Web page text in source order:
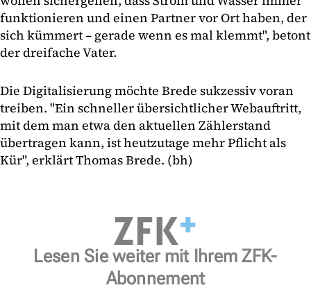
funktionieren und einen Partner vor Ort haben, der
sich kümmert – gerade wenn es mal klemmt", betont
der dreifache Vater.
Die Digitalisierung möchte Brede sukzessiv voran
treiben. "Ein schneller übersichtlicher Webauftritt,
mit dem man etwa den aktuellen Zählerstand
übertragen kann, ist heutzutage mehr Pflicht als
Kür", erklärt Thomas Brede. (bh)
Lesen Sie weiter mit Ihrem ZFK-
Abonnement